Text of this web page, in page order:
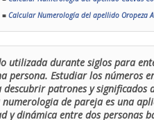
■ Calcular Numerología del apellido Oropeza
utilizada durante siglos para
persona. Estudiar los números
patrones y significados
de pareja es una
dinámica entre dos personas